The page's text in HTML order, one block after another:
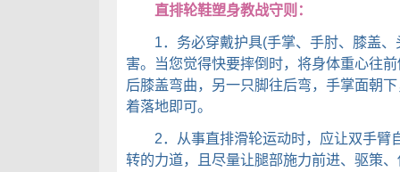
直排轮鞋塑身教战守则：
1．务必穿戴护具(手掌、手肘、膝盖、
害。当您觉得快要摔倒时，将身体重心往
后膝盖弯曲，另一只脚往后弯，手掌面朝
着落地即可。
2．从事直排滑轮运动时，应让双手臂
转的力道，且尽量让腿部施力前进、驱策